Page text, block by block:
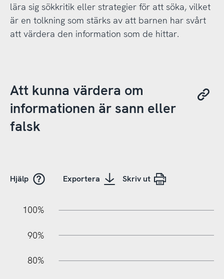
lära sig sökkritik eller strategier för att söka, vilket
är en tolkning som stärks av att barnen har svårt
att värdera den information som de hittar.
Att kunna värdera om
informationen är sann eller
falsk
Hjälp Exportera Skriv ut
100%
90%
80%